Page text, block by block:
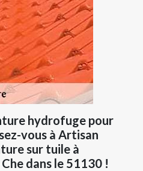
hydrofuge pour
vous à Artisan
sur tuile à
dans le 51130 !